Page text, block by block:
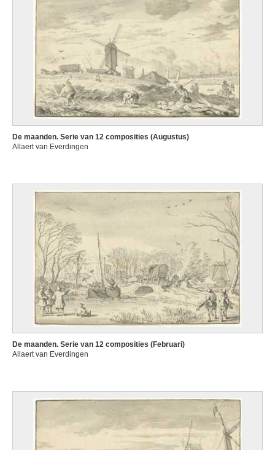
De maanden. Serie van 12 composities (Augustus)
Allaert van Everdingen
De maanden. Serie van 12 composities (Februari)
Allaert van Everdingen